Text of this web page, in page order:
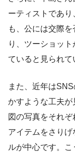
ーティストであ
も、公には交際
り、ツーショッ
ていると見られて
また、近年は
かすような工夫
図の写真をそれ
アイテムをさりげ
ルが中心です。